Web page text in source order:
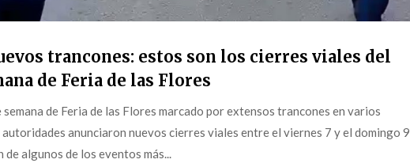
trancones: estos son los cierres viales del
de Feria de las Flores
semana de Feria de las Flores marcado por extensos trancones en varios
anunciaron nuevos cierres viales entre el viernes 7 y el domingo 9
algunos de los eventos más...